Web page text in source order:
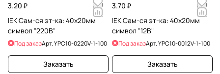
3.20 ₽
IEK Сам-ся эт-ка: 40х20мм
символ "220В"
Под заказАрт.YPC10-0220V-1-100
Заказать
3.70 ₽
IEK Сам-ся эт-ка: 40х20мм
символ "12В"
Под заказАрт.YPC10-0012V-1-100
Заказать